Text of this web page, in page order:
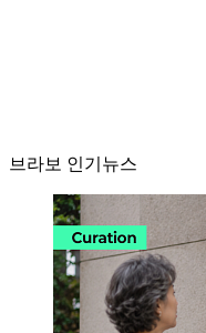
브라보 인기뉴스